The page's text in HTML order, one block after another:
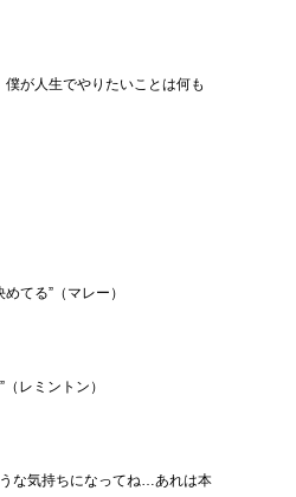
が人生でやりたいことは何も
てる”（マレー）
レミントン）
な気持ちになってね…あれは本